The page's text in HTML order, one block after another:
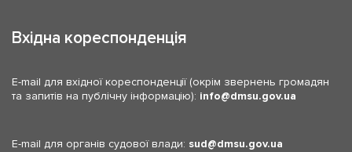
Вхідна кореспонденція
E-mail для вхідної кореспонденції (окрім звернень громадян
та запитів на публічну інформацію): info dmsu.gov.ua
E-mail для органів судової влади: sud dmsu.gov.ua